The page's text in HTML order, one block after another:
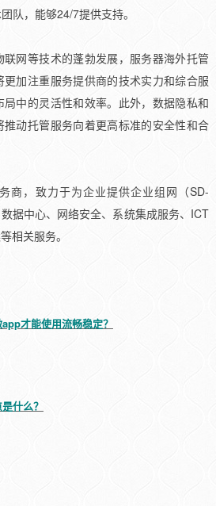
队，能够24/7提供支持。
网等技术的蓬勃发展，服务器海外托管
加注重服务提供商的技术实力和综合服
中的灵活性和效率。此外，数据隐私和
动托管服务向着更高标准的安全性和合
商，致力于为企业提供企业组网（SD-
据中心、网络安全、系统集成服务、ICT
相关服务。
才能使用流畅稳定？
什么？